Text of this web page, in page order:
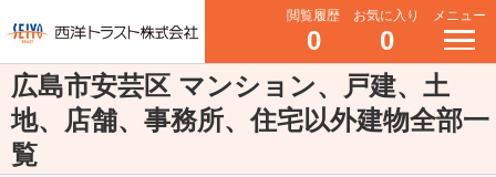
閲覧履歴
0
お気に入り
0
メニュー
広島市安芸区 マンション、戸建、土
地、店舗、事務所、住宅以外建物全部一
覧